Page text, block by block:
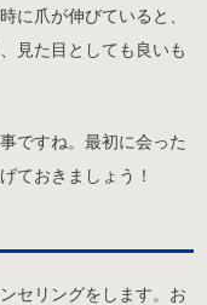
に爪が伸びていると、
見た目としても良いも
ですね。最初に会った
ておきましょう！
セリングをします。お